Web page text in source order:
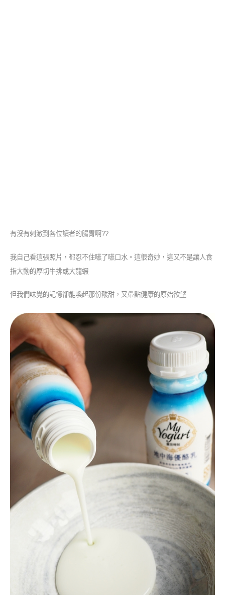
有沒有刺激到各位讀者的腸胃啊??
我自己看這張照片，都忍不住嚥了嚥口水。這很奇妙，這又不是讓人食
指大動的厚切牛排或大龍蝦
但我們味覺的記憶卻能喚起那份酸甜，又帶點健康的原始欲望